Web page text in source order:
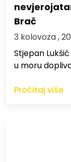
Brač
3 kolovoza ,
St​jepan
u moru
Pročitaj više